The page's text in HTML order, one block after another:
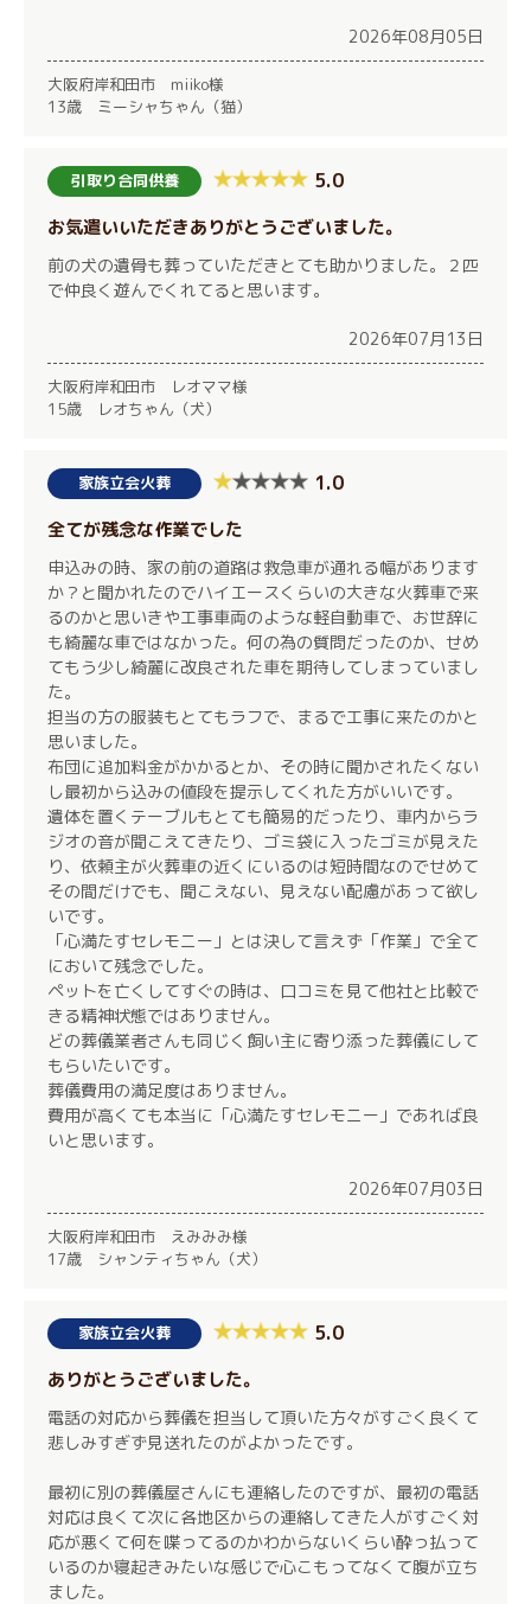
2026年08月05日
大阪府岸和田市 miiko様
13歳 ミーシャちゃん（猫）
引取り合同供養 5.0
お気遣いいただきありがとうございました。
前の犬の遺骨も葬っていただきとても助かりました。２匹
で仲良く遊んでくれてると思います。
2026年07月13日
大阪府岸和田市 レオママ様
15歳 レオちゃん（犬）
家族立会火葬 1.0
全てが残念な作業でした
申込みの時、家の前の道路は救急車が通れる幅があります
か？と聞かれたのでハイエースくらいの大きな火葬車で来
るのかと思いきや工事車両のような軽自動車で、お世辞に
も綺麗な車ではなかった。何の為の質問だったのか、せめ
てもう少し綺麗に改良された車を期待してしまっていまし
た。
担当の方の服装もとてもラフで、まるで工事に来たのかと
思いました。
布団に追加料金がかかるとか、その時に聞かされたくない
し最初から込みの値段を提示してくれた方がいいです。
遺体を置くテーブルもとても簡易的だったり、車内からラ
ジオの音が聞こえてきたり、ゴミ袋に入ったゴミが見えた
り、依頼主が火葬車の近くにいるのは短時間なのでせめて
その間だけでも、聞こえない、見えない配慮があって欲し
いです。
「心満たすセレモニー」とは決して言えず「作業」で全て
において残念でした。
ペットを亡くしてすぐの時は、口コミを見て他社と比較で
きる精神状態ではありません。
どの葬儀業者さんも同じく飼い主に寄り添った葬儀にして
もらいたいです。
葬儀費用の満足度はありません。
費用が高くても本当に「心満たすセレモニー」であれば良
いと思います。
2026年07月03日
大阪府岸和田市 えみみみ様
17歳 シャンティちゃん（犬）
家族立会火葬 5.0
ありがとうございました。
電話の対応から葬儀を担当して頂いた方々がすごく良くて
悲しみすぎず見送れたのがよかったです。
最初に別の葬儀屋さんにも連絡したのですが、最初の電話
対応は良くて次に各地区からの連絡してきた人がすごく対
応が悪くて何を喋ってるのかわからないくらい酔っ払って
いるのか寝起きみたいな感じで心こもってなくて腹が立ち
ました。